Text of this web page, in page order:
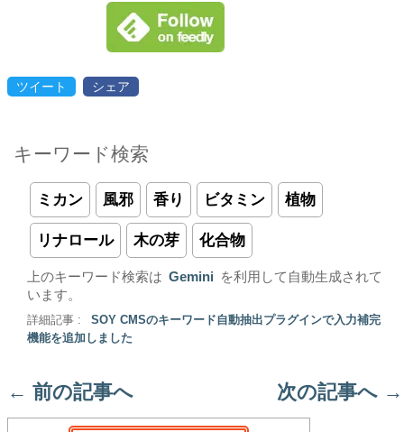
ツイート シェア
キーワード検索
ミカン 風邪 香り ビタミン 植物
リナロール 木の芽 化合物
上のキーワード検索は Gemini
を利用して自動生成されて
います。
詳細記事 :
SOY CMSのキーワード自動抽出プラグインで入力補完
機能を追加しました
← 前の記事へ 次の記事へ →